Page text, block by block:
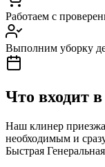
Работаем с
Выполним уборку
Что входит
Наш клинер
необходимым и
Быстрая Генеральная